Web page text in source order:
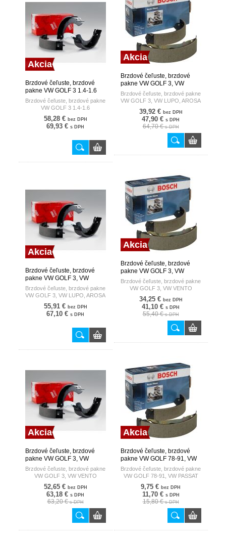
Akcia
Brzdové čeľuste, brzdové
pakne VW GOLF 3 1.4-1.6
TRW
Brzdové čeľuste, brzdové pakne
VW GOLF 3 1.4-1.6
58,28 € bez DPH
69,93 € s DPH
Akcia
Brzdové čeľuste, brzdové
pakne VW GOLF 3, VW
LUPO, AROSA BOSCH
Brzdové čeľuste, brzdové pakne
VW GOLF 3, VW LUPO, AROSA
39,92 € bez DPH
47,90 € s DPH
64,70 €s DPH
Akcia
Brzdové čeľuste, brzdové
pakne VW GOLF 3, VW
LUPO, AROSA TRW
Brzdové čeľuste, brzdové pakne
VW GOLF 3, VW LUPO, AROSA
55,91 € bez DPH
67,10 € s DPH
Akcia
Brzdové čeľuste, brzdové
pakne VW GOLF 3, VW
VENTO BOSCH
Brzdové čeľuste, brzdové pakne
VW GOLF 3, VW VENTO
34,25 € bez DPH
41,10 € s DPH
55,40 €s DPH
Akcia
Brzdové čeľuste, brzdové
pakne VW GOLF 3, VW
VENTO TRW
Brzdové čeľuste, brzdové pakne
VW GOLF 3, VW VENTO
52,65 € bez DPH
63,18 € s DPH
63,20 €s DPH
Akcia
Brzdové čeľuste, brzdové
pakne VW GOLF 78-91, VW
PASSAT 78- BOSCH
Brzdové čeľuste, brzdové pakne
VW GOLF 78-91, VW PASSAT
78-
9,75 € bez DPH
11,70 € s DPH
15,80 €s DPH